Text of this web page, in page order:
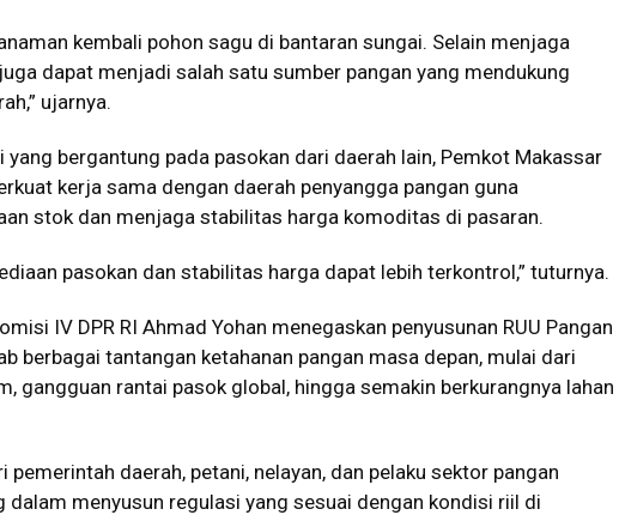
kembali pohon sagu di bantaran sungai. Selain menjaga
dapat menjadi salah satu sumber pangan yang mendukung
ujarnya.
yang bergantung pada pasokan dari daerah lain, Pemkot Makassar
kerja sama dengan daerah penyangga pangan guna
stok dan menjaga stabilitas harga komoditas di pasaran.
pasokan dan stabilitas harga dapat lebih terkontrol,” tuturnya.
IV DPR RI Ahmad Yohan menegaskan penyusunan RUU Pangan
berbagai tantangan ketahanan pangan masa depan, mulai dari
gangguan rantai pasok global, hingga semakin berkurangnya lahan
pemerintah daerah, petani, nelayan, dan pelaku sektor pangan
dalam menyusun regulasi yang sesuai dengan kondisi riil di